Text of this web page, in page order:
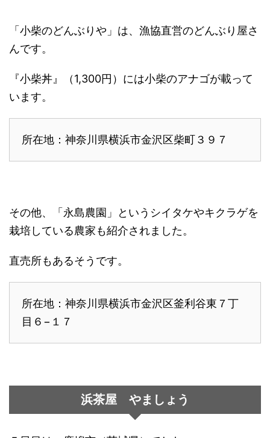
「小柴のどんぶりや」は、漁協直営のどんぶり屋さ
んです。
『小柴丼』（1,300円）には小柴のアナゴが載って
います。
所在地：神奈川県横浜市金沢区柴町３９７
その他、「永島農園」というシイタケやキクラゲを
栽培している農家も紹介されました。
直売所もあるそうです。
所在地：神奈川県横浜市金沢区釜利谷東７丁
目６−１７
浜茶屋 やましょう